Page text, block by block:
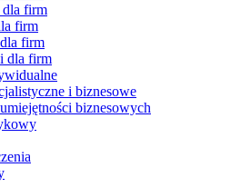
firm
firm
firm
dla firm
i biznesowe
biznesowych